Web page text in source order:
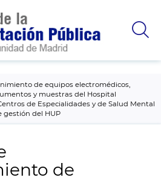
de equipos electromédicos,
y muestras del Hospital
de Especialidades y de Salud Mental
gestión del HUP
de